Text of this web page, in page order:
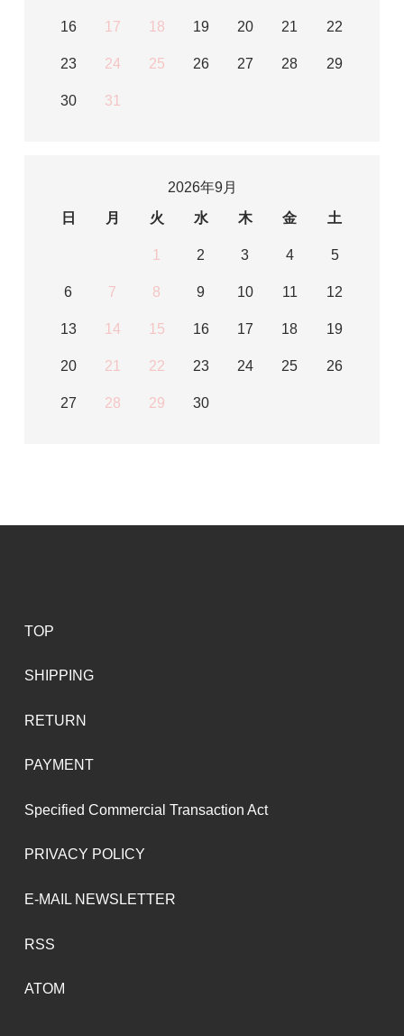
16 17 18 19 20 21 22
23 24 25 26 27 28 29
30 31
2026年9月
日
月 火 水 木 金 土
1 2 3 4 5
6 7 8 9 10 11 12
13 14 15 16 17 18 19
20 21 22 23 24 25 26
27 28 29 30
TOP
SHIPPING
RETURN
PAYMENT
Specified Commercial Transaction Act
PRIVACY POLICY
E-MAIL NEWSLETTER
RSS
ATOM